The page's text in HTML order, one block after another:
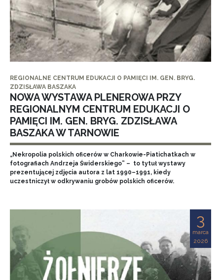
REGIONALNE CENTRUM EDUKACJI O PAMIĘCI IM. GEN. BRYG.
ZDZISŁAWA BASZAKA
NOWA WYSTAWA PLENEROWA PRZY
REGIONALNYM CENTRUM EDUKACJI O
PAMIĘCI IM. GEN. BRYG. ZDZISŁAWA
BASZAKA W TARNOWIE
„Nekropolia polskich oficerów w Charkowie-Piatichatkach w
fotografiach Andrzeja Świderskiego” – to tytuł wystawy
prezentującej zdjęcia autora z lat 1990–1991, kiedy
uczestniczył w odkrywaniu grobów polskich oficerów.
3
marca
2026